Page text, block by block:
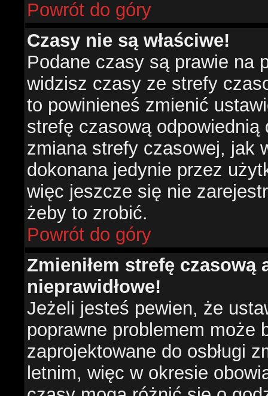
Powrót do góry
Czasy nie są właściwe!
Podane czasy są prawie na
widzisz czasy ze strefy
to powinieneś zmienić
strefę czasową
zmiana strefy czasowej, jak
dokonana jedynie przez
więc jeszcze się nie
żeby to zrobić.
Powrót do góry
Zmieniłem strefę czasową
nieprawidłowe!
Jeżeli jesteś pewien, że
poprawne problemem może
zaprojektowane do osbługi
letnim, więc w okresie